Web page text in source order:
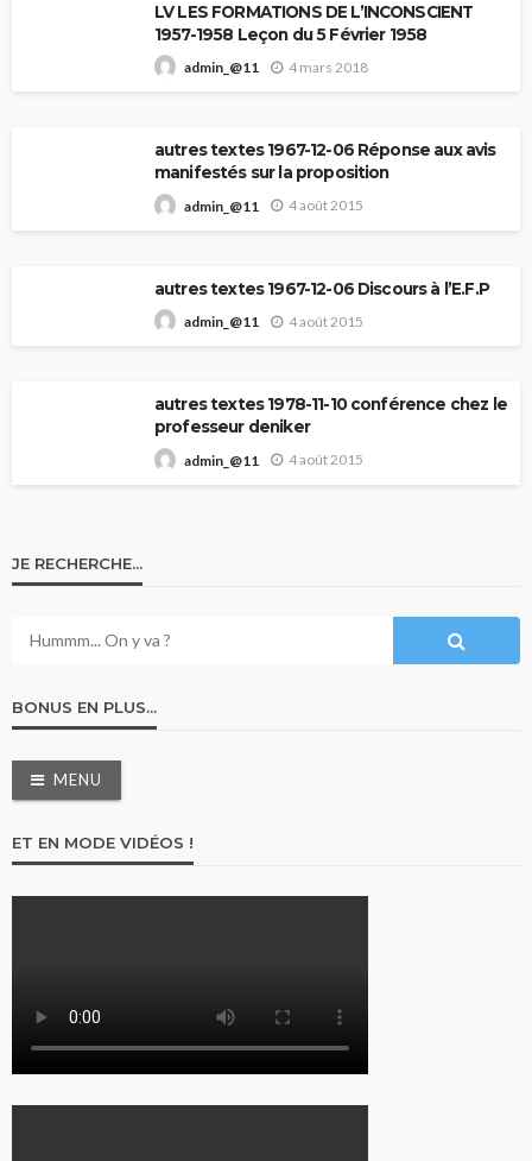
LV LES FORMATIONS DE L’INCONSCIENT
1957-1958 Leçon du 5 Février 1958
admin_@11 4 mars 2018
autres textes 1967-12-06 Réponse aux avis
manifestés sur la proposition
admin_@11 4 août 2015
autres textes 1967-12-06 Discours à l’E.F.P
admin_@11 4 août 2015
autres textes 1978-11-10 conférence chez le
professeur deniker
admin_@11 4 août 2015
JE RECHERCHE…
BONUS EN PLUS…
MENU
ET EN MODE VIDÉOS !